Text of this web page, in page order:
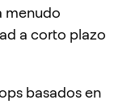
menudo
a corto plazo
basados en